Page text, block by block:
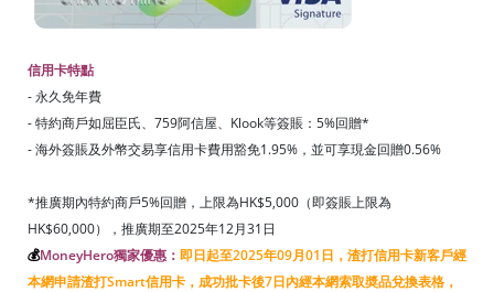
信用卡特點
- 永久免年費
- 特約商戶如屈臣氏、759阿信屋、Klook等簽賬：5%回贈*
- 海外簽賬及外幣交易享信用卡費用豁免1.95%，並可享現金回贈0.56%
*推廣期內特約商戶5%回贈，上限為HK$5,000（即簽賬上限為
HK$60,000），推廣期至2025年12月31日
💰MoneyHero獨家優惠： 即日起至2025年09月01日，渣打信用卡新客戶經
本網申請渣打Smart信用卡，成功批卡後7日內經本網索取奬品兌換表格，